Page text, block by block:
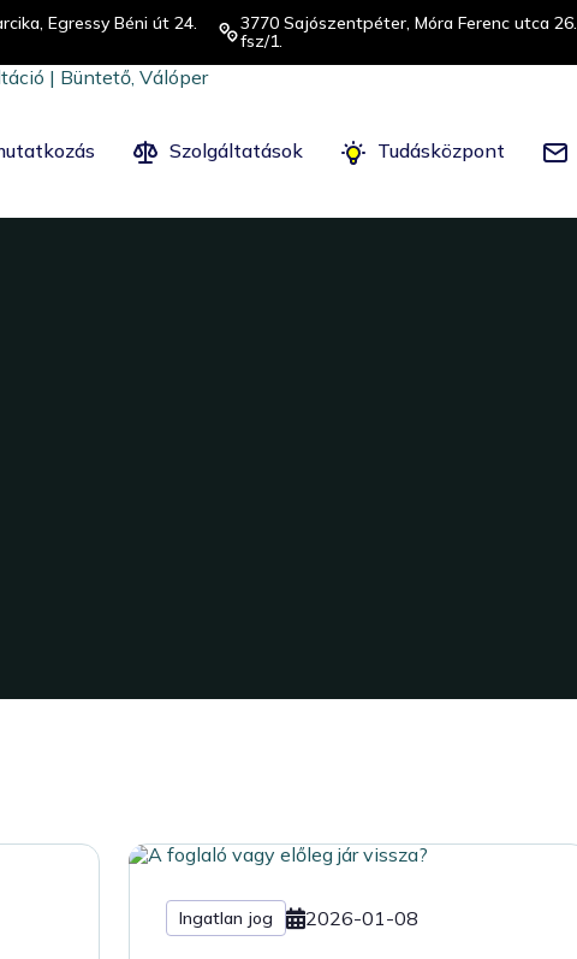
Egressy Béni út 24.
3770 Sajószentpéter, Móra Ferenc utca 26.
fsz/1.
Szolgáltatások Tudásközpont
Ingatlan jog 2026-01-08